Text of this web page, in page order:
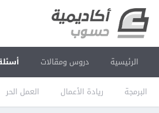
الرئيسية دروس ومقالات
البرمجة ريادة الأعمال العمل الحر